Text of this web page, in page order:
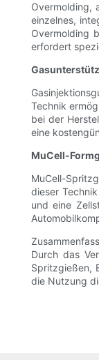
Overmolding,
einzelnes,
Overmolding
erfordert
Technik
bei der
eine
MuCell-
MuCell-
dieser
und eine
Durch das
Spritzgießen,
die Nutzung